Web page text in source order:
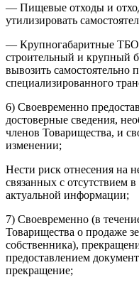
— Пищевые отходы и
утилизировать
— Крупногабаритные ТБО
строительный и крупный
вывозить самостоятельно
специализированного
6) Своевременно
достоверные сведения,
членов Товарищества, и
изменении;
Нести риск отнесения на
связанных с отсутствием
актуальной информации;
7) Своевременно (в
Товарищества о продаже
собственника),
предоставлением
прекращение;